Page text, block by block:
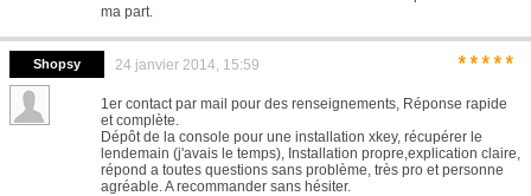
ma part.
Shopsy 24 janvier 2014, 15:59 *****
1er contact par mail pour des renseignements, Réponse rapide
et complète.
Dépôt de la console pour une installation xkey, récupérer le
lendemain (j'avais le temps), Installation propre,explication claire,
répond a toutes questions sans problème, très pro et personne
agréable. A recommander sans hésiter.